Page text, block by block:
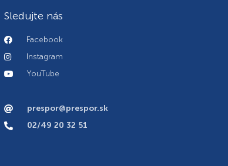
Sledujte nás
Facebook
Instagram
YouTube
prespor@prespor.sk
02/49 20 32 51